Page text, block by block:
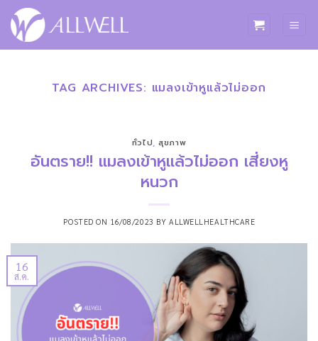
ข้าม
ไป
TAG ARCHIVES: แมลงเข้าหูแล้วไม่ออก
ทั่วไป,สุขภาพ
อันตราย!! แมลงเข้าหูแล้วไม่ออก เสี่ยงหู
หนวก
POSTED ON 16/08/2023 BY ALLWELLHEALTHCARE
16
ส.ค.